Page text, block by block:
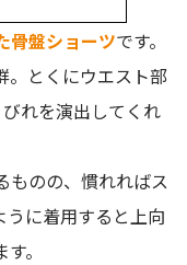
骨盤ショーツです。
。とくにウエスト部
れを演出してくれ
ものの、慣れればス
うに着用すると上向
。